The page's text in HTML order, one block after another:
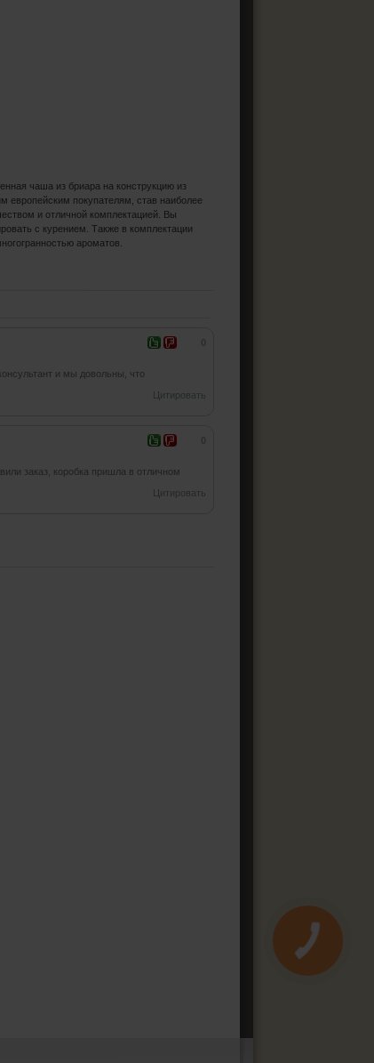
чаша из бриара на конструкцию из
европейским покупателям, став наиболее
и отличной комплектацией. Вы
с курением. Также в комплектации
ароматов.
и мы довольны, что
Цитировать
заказ, коробка пришла в отличном
Цитировать